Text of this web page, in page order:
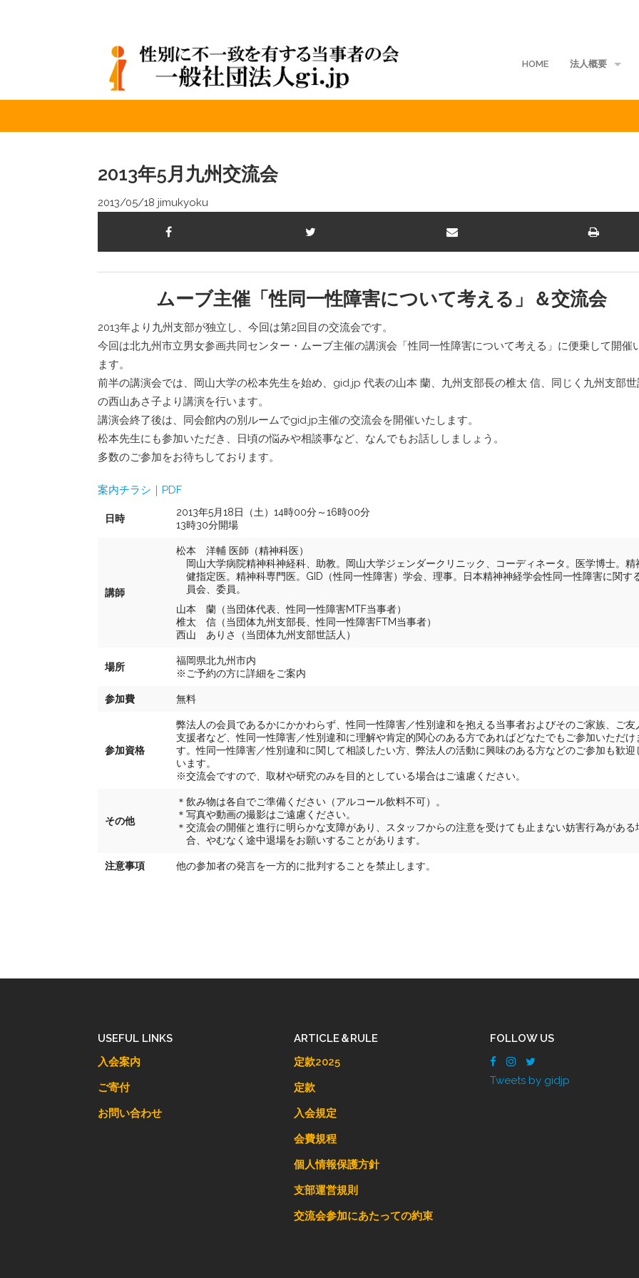
HOME 法人概要
定款
個人情報保護方針
支部運営規則
2013年5月九州交流会
2013/05/18 jimukyoku
ムーブ主催「性同一性障害について考える」＆交流会
2013年より九州支部が独立し、今回は第2回目の交流会です。
今回は北九州市立男女参画共同センター・ムーブ主催の講演会「性同一性障害について考える」に便乗して開催
ます。
前半の講演会では、岡山大学の松本先生を始め、gid.jp 代表の山本 蘭、九州支部長の椎太 信、同じく九州支部世
の西山あさ子より講演を行います。
講演会終了後は、同会館内の別ルームでgid.jp主催の交流会を開催いたします。
松本先生にも参加いただき、日頃の悩みや相談事など、なんでもお話ししましょう。
多数のご参加をお待ちしております。
案内チラシ｜PDF
日時
2013年5月18日（土）14時00分～16時00分
13時30分開場
講師
松本 洋輔 医師（精神科医）
岡山大学病院精神科神経科、助教。岡山大学ジェンダークリニック、コーディネータ。医学博士。精
健指定医。精神科専門医。GID（性同一性障害）学会、理事。日本精神神経学会性同一性障害に関す
員会、委員。
山本 蘭（当団体代表、性同一性障害MTF当事者）
椎太 信（当団体九州支部長、性同一性障害FTM当事者）
西山 ありさ（当団体九州支部世話人）
場所
福岡県北九州市内
※ご予約の方に詳細をご案内
参加費 無料
参加資格
弊法人の会員であるかにかかわらず、性同一性障害／性別違和を抱える当事者およびそのご家族、ご友
支援者など、性同一性障害／性別違和に理解や肯定的関心のある方であればどなたでもご参加いただけ
す。性同一性障害／性別違和に関して相談したい方、弊法人の活動に興味のある方などのご参加も歓迎
います。
※交流会ですので、取材や研究のみを目的としている場合はご遠慮ください。
その他
＊飲み物は各自でご準備ください（アルコール飲料不可）。
＊写真や動画の撮影はご遠慮ください。
＊交流会の開催と進行に明らかな支障があり、スタッフからの注意を受けても止まない妨害行為がある
合、やむなく途中退場をお願いすることがあります。
注意事項 他の参加者の発言を一方的に批判することを禁止します。
USEFUL LINKS
入会案内
ご寄付
お問い合わせ
ARTICLE＆RULE
定款2025
定款
入会規定
会費規程
個人情報保護方針
支部運営規則
交流会参加にあたっての約束
FOLLOW US
Tweets by gidjp